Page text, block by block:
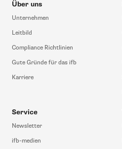
Über uns
Unternehmen
Leitbild
Compliance Richtlinien
Gute Gründe für das ifb
Karriere
Service
Newsletter
ifb-medien